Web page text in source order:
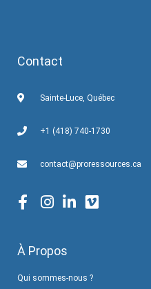
Contact
Sainte-Luce, Québec
+1 (418) 740-1730
contact@proressources.ca
À Propos
Qui sommes-nous ?